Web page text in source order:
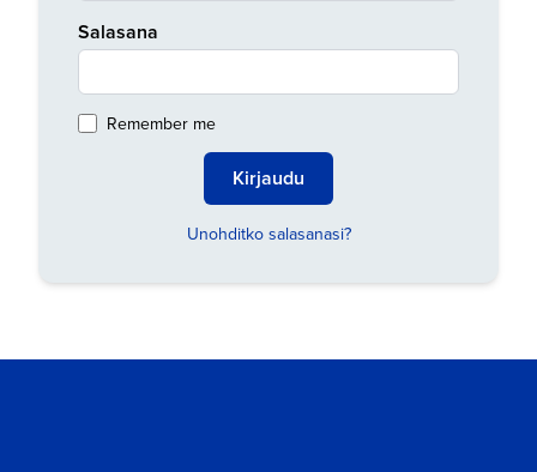
Salasana
Remember me
Kirjaudu
Unohditko salasanasi?